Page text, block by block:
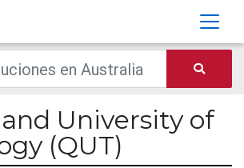
University of
(QUT)